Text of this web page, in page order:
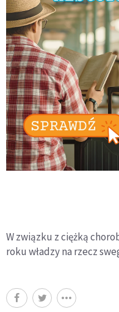
W związku z ciężką
roku władzy na rzecz